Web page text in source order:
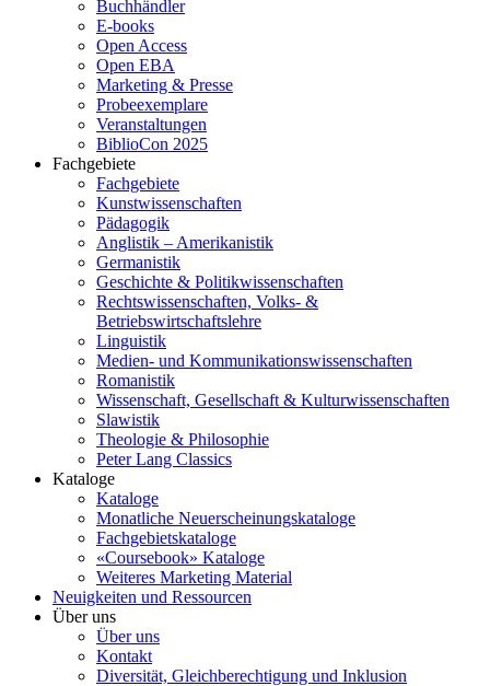
Buchhändler
E-books
Open Access
Open EBA
Marketing & Presse
Probeexemplare
Veranstaltungen
BiblioCon 2025
Fachgebiete
Fachgebiete
Kunstwissenschaften
Pädagogik
Anglistik – Amerikanistik
Germanistik
Geschichte & Politikwissenschaften
Rechtswissenschaften, Volks- &
Betriebswirtschaftslehre
Linguistik
Medien- und Kommunikationswissenschaften
Romanistik
Wissenschaft, Gesellschaft & Kulturwissenschaften
Slawistik
Theologie & Philosophie
Peter Lang Classics
Kataloge
Kataloge
Monatliche Neuerscheinungskataloge
Fachgebietskataloge
«Coursebook» Kataloge
Weiteres Marketing Material
Neuigkeiten und Ressourcen
Über uns
Über uns
Kontakt
Diversität, Gleichberechtigung und Inklusion